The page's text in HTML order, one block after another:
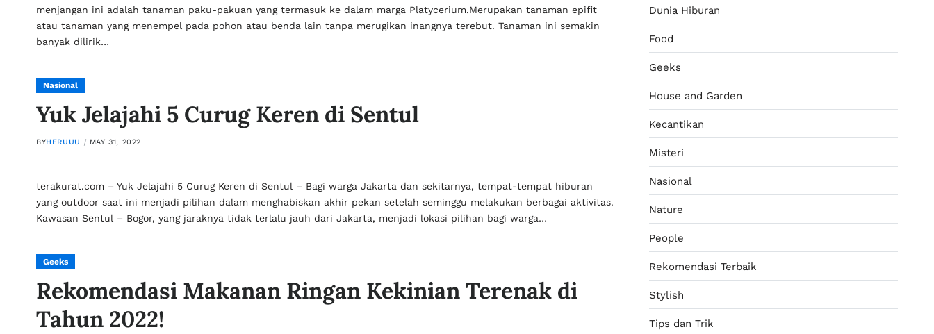
menjangan ini adalah tanaman paku-pakuan yang termasuk ke dalam marga Platycerium.Merupakan tanaman epifit
atau tanaman yang menempel pada pohon atau benda lain tanpa merugikan inangnya terebut. Tanaman ini semakin
banyak dilirik…
Nasional
Yuk Jelajahi 5 Curug Keren di Sentul
BYHERUUU MAY 31, 2022
terakurat.com – Yuk Jelajahi 5 Curug Keren di Sentul – Bagi warga Jakarta dan sekitarnya, tempat-tempat hiburan
yang outdoor saat ini menjadi pilihan dalam menghabiskan akhir pekan setelah seminggu melakukan berbagai aktivitas.
Kawasan Sentul – Bogor, yang jaraknya tidak terlalu jauh dari Jakarta, menjadi lokasi pilihan bagi warga…
Geeks
Rekomendasi Makanan Ringan Kekinian Terenak di
Tahun 2022!
Dunia Hiburan
Food
Geeks
House and Garden
Kecantikan
Misteri
Nasional
Nature
People
Rekomendasi Terbaik
Stylish
Tips dan Trik